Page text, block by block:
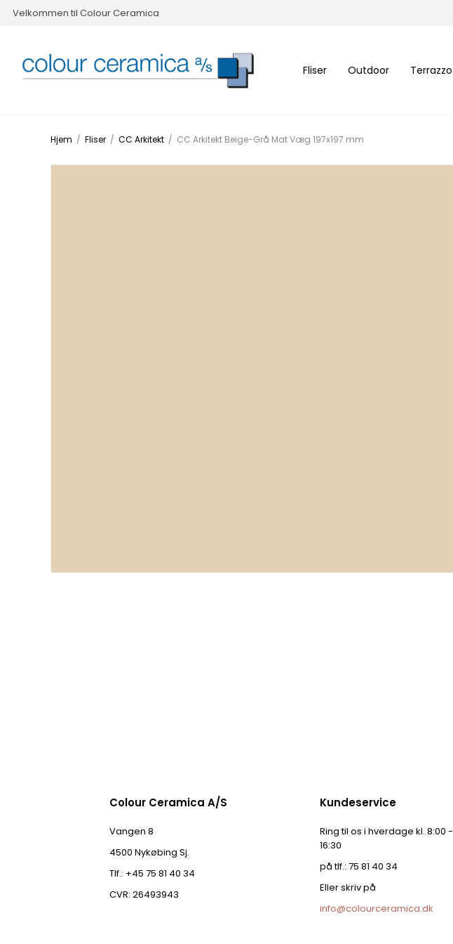
Velkommen til Colour Ceramica
Fliser Outdoor Terrazzo
Hjem / Fliser / CC Arkitekt / CC Arkitekt Beige-Grå Mat Væg 197x197 mm
Colour Ceramica A/S
Vangen 8
4500 Nykøbing Sj.
Tlf.: +45 75 81 40 34
CVR: 26493943
Kundeservice
Ring til os i hverdage kl. 8:00 -
16:30
på tlf.: 75 81 40 34
Eller skriv på
info@colourceramica.dk